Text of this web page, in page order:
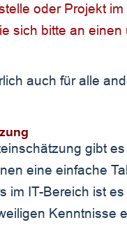
oder Projekt
sich bitte an einen
auch für alle
gibt
eine einfache
im IT-Bereich ist
Kenntnisse